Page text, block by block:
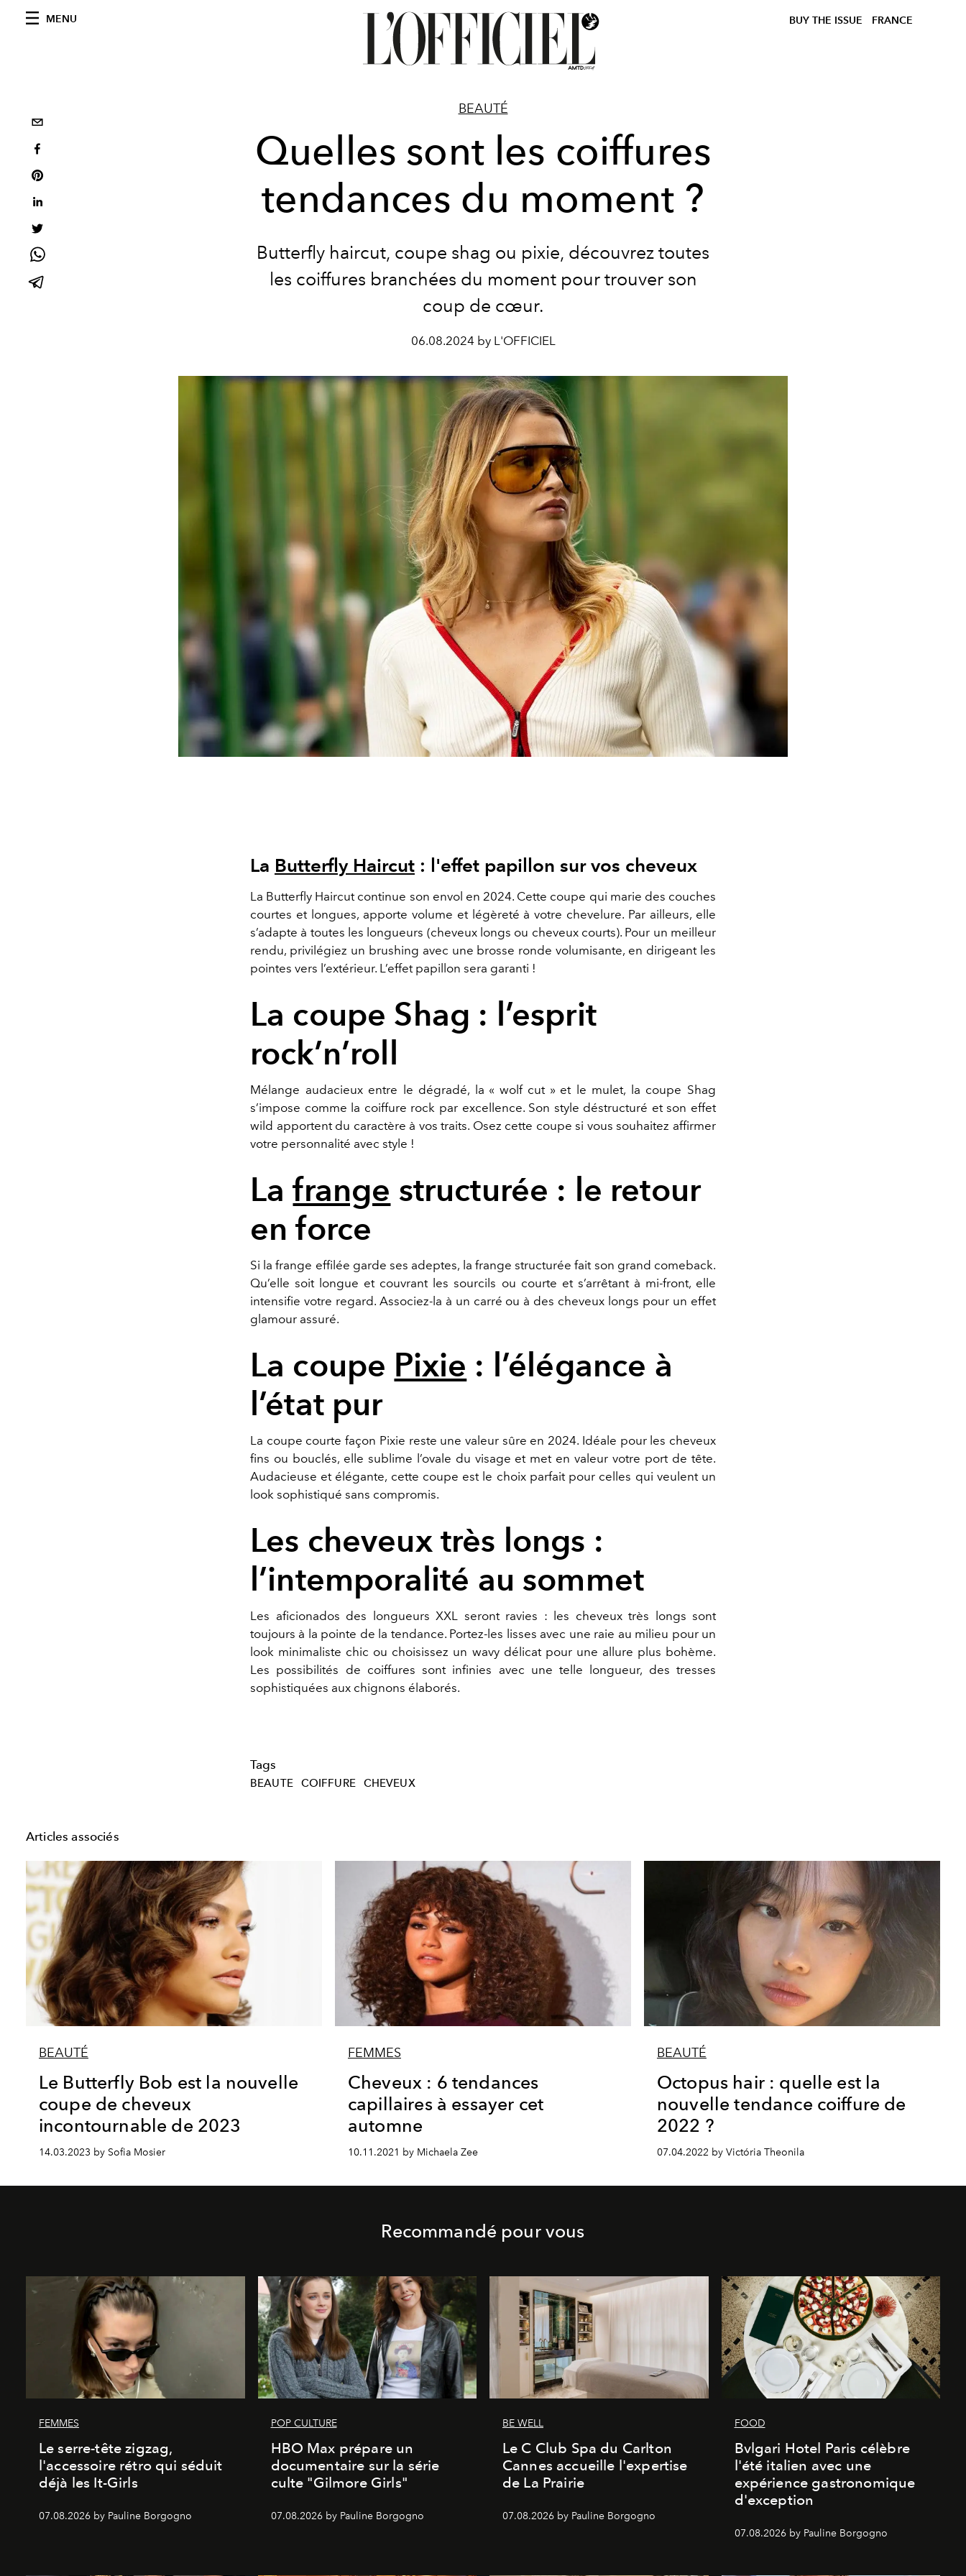
MENU BUY THE ISSUE FRANCE
BEAUTÉ
Quelles sont les coiffures
tendances du moment ?
Butterfly haircut, coupe shag ou pixie, découvrez toutes
les coiffures branchées du moment pour trouver son
coup de cœur.
06.08.2024 by L'OFFICIEL
La Butterfly Haircut : l'effet papillon sur vos cheveux
La Butterfly Haircut continue son envol en 2024. Cette coupe qui marie des couches
courtes et longues, apporte volume et légèreté à votre chevelure. Par ailleurs, elle
s’adapte à toutes les longueurs (cheveux longs ou cheveux courts). Pour un meilleur
rendu, privilégiez un brushing avec une brosse ronde volumisante, en dirigeant les
pointes vers l’extérieur. L’effet papillon sera garanti !
La coupe Shag : l’esprit
rock’n’roll
Mélange audacieux entre le dégradé, la « wolf cut » et le mulet, la coupe Shag
s’impose comme la coiffure rock par excellence. Son style déstructuré et son effet
wild apportent du caractère à vos traits. Osez cette coupe si vous souhaitez affirmer
votre personnalité avec style !
Lafrange structurée : le retour
en force
Si la frange effilée garde ses adeptes, la frange structurée fait son grand comeback.
Qu’elle soit longue et couvrant les sourcils ou courte et s’arrêtant à mi-front, elle
intensifie votre regard. Associez-la à un carré ou à des cheveux longs pour un effet
glamour assuré.
La coupe Pixie : l’élégance à
l’état pur
La coupe courte façon Pixie reste une valeur sûre en 2024. Idéale pour les cheveux
fins ou bouclés, elle sublime l’ovale du visage et met en valeur votre port de tête.
Audacieuse et élégante, cette coupe est le choix parfait pour celles qui veulent un
look sophistiqué sans compromis.
Les cheveux très longs :
l’intemporalité au sommet
Les aficionados des longueurs XXL seront ravies : les cheveux très longs sont
toujours à la pointe de la tendance. Portez-les lisses avec une raie au milieu pour un
look minimaliste chic ou choisissez un wavy délicat pour une allure plus bohème.
Les possibilités de coiffures sont infinies avec une telle longueur, des tresses
sophistiquées aux chignons élaborés.
Tags
BEAUTE COIFFURE CHEVEUX
Articles associés
BEAUTÉ
Le Butterfly Bob est la nouvelle
coupe de cheveux
incontournable de 2023
14.03.2023 by Sofia Mosier
FEMMES
Cheveux : 6 tendances
capillaires à essayer cet
automne
10.11.2021 by Michaela Zee
BEAUTÉ
Octopus hair : quelle est la
nouvelle tendance coiffure de
2022 ?
07.04.2022 by Victória Theonila
Recommandé pour vous
FEMMES
Le serre-tête zigzag,
l'accessoire rétro qui séduit
déjà les It-Girls
07.08.2026 by Pauline Borgogno
POP CULTURE
HBO Max prépare un
documentaire sur la série
culte "Gilmore Girls"
07.08.2026 by Pauline Borgogno
BE WELL
Le C Club Spa du Carlton
Cannes accueille l'expertise
de La Prairie
07.08.2026 by Pauline Borgogno
FOOD
Bvlgari Hotel Paris célèbre
l'été italien avec une
expérience gastronomique
d'exception
07.08.2026 by Pauline Borgogno